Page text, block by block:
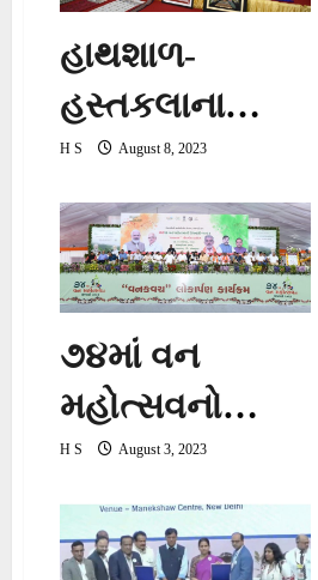
હાથશાળ-
હસ્તકલાના
કારીગરોને વૈશ્વિક
માર્કેટ મળે તે માટે
બંને
મંત્રીશ્રીઓની
પ્રેરક
ઉપસ્થિતિમાં
ફ્લિપકાર્ટ-
એમેઝોન સાથે
રાજ્ય સરકારના
H S August 8, 2023
૭૪માં વન
મહોત્સવનો
આદિજાતિ
વિસ્તાર
પંચમહાલનાં
H S August 3, 2023